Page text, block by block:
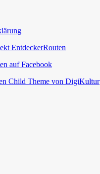
EntdeckerRouten
auf Facebook
Child Theme von DigiKultur